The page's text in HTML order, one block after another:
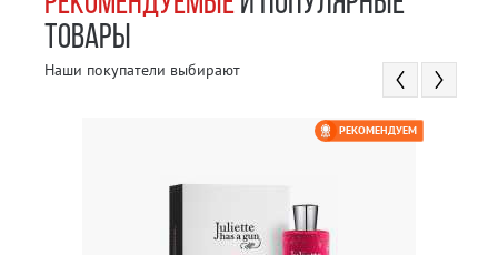
ТОВАРЫ
Наши покупатели выбирают
РЕКОМЕНДУЕМ